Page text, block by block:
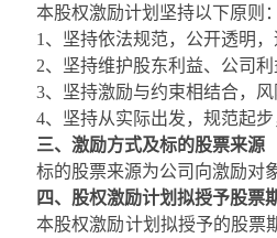
本股权激励计划坚持以下原则：
1、坚持依法规范，公开透明
2、坚持维护股东利益、公司
3、坚持激励与约束相结合，
4、坚持从实际出发，规范起步
三、激励方式及标的股票来源
标的股票来源为公司向激励对
四、股权激励计划拟授予股票
本股权激励计划拟授予的股票